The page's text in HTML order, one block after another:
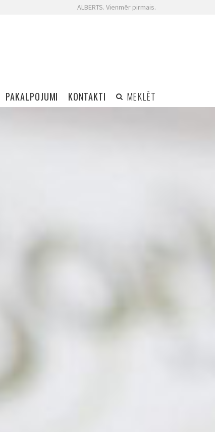
ALBERTS. Vienmēr pirmais.
PAKALPOJUMI KONTAKTI MEKLĒT